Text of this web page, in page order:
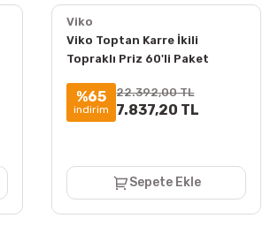
Viko
Viko Toptan Karre İkili
Topraklı Priz 60'li Paket
%65
indirim
22.392,00 TL
7.837,20 TL
Sepete Ekle